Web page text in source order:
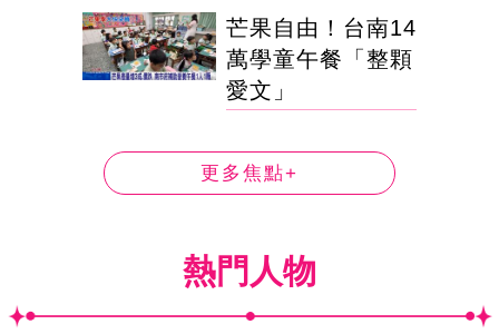
芒果自由！台南14
萬學童午餐「整顆
愛文」
更多焦點+
熱門人物